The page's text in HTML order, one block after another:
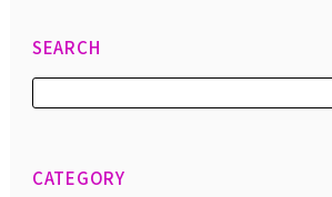
SEARCH
CATEGORY